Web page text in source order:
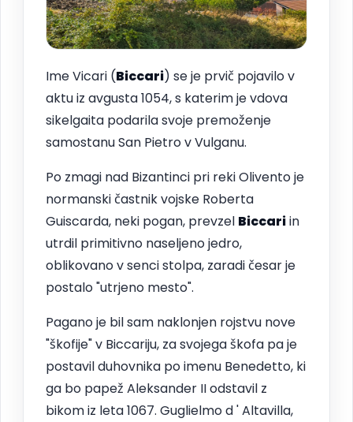
Ime Vicari (Biccari) se je prvič pojavilo v
aktu iz avgusta 1054, s katerim je vdova
sikelgaita podarila svoje premoženje
samostanu San Pietro v Vulganu.
Po zmagi nad Bizantinci pri reki Olivento je
normanski častnik vojske Roberta
Guiscarda, neki pogan, prevzel Biccariin
utrdil primitivno naseljeno jedro,
oblikovano v senci stolpa, zaradi česar je
postalo "utrjeno mesto".
Pagano je bil sam naklonjen rojstvu nove
"škofije" v Biccariju, za svojega škofa pa je
postavil duhovnika po imenu Benedetto, ki
ga bo papež Aleksander II odstavil z
bikom iz leta 1067. Guglielmo d ' Altavilla,